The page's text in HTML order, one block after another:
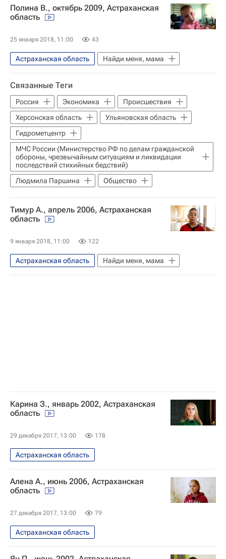
Полина В., октябрь 2009, Астраханская
область
25 января 2018, 11:00 43
Астраханская область Найди меня, мама
Связанные Теги
Россия Экономика
Происшествия
Херсонская область
Ульяновская область
Гидрометцентр
МЧС России (Министерство РФ по делам гражданской
обороны, чрезвычайным ситуациям и ликвидации
последствий стихийных бедствий)
Людмила Паршина
Общество
Тимур А., апрель 2006, Астраханская
область
9 января 2018, 11:00 122
Астраханская область Найди меня, мама
Карина З., январь 2002, Астраханская
область
29 декабря 2017, 13:00 178
Астраханская область
Алена А., июнь 2006, Астраханская
область
27 декабря 2017, 13:00 79
Астраханская область